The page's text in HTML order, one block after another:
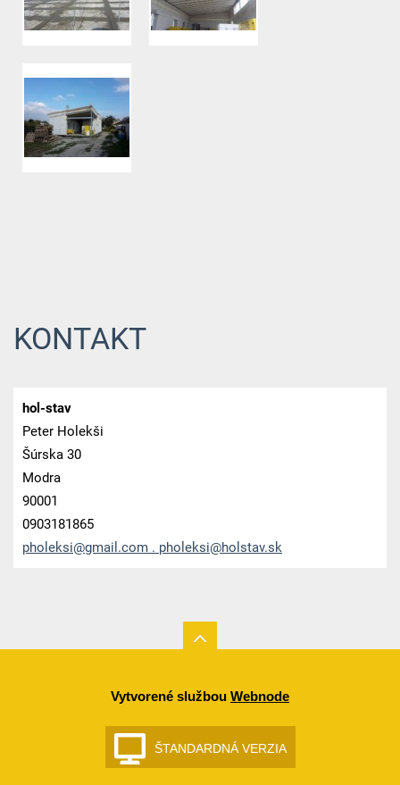
KONTAKT
hol-stav
Peter Holekši
Šúrska 30
Modra
90001
0903181865
pholeksi@gmail.com . pholeksi@holstav.sk
Vytvorené službou Webnode
ŠTANDARDNÁ VERZIA